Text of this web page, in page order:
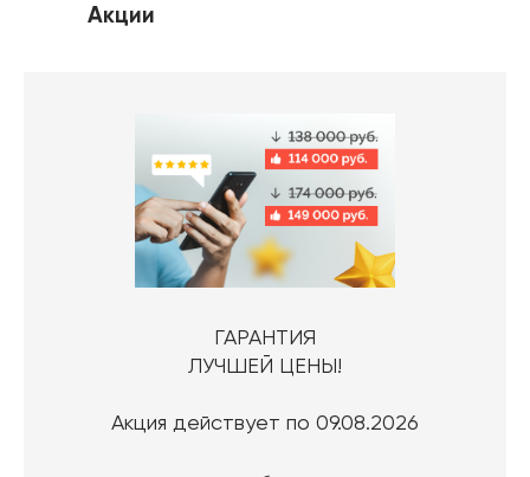
Акции
ГАРАНТИЯ
ЛУЧШЕЙ ЦЕНЫ!
Акция действует по 09.08.2026